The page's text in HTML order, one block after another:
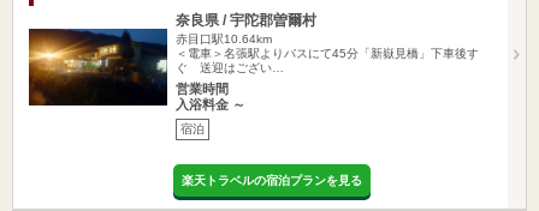
奈良県 / 宇陀郡曽爾村
赤目口駅10.64km
＜電車＞名張駅よりバスにて45分「新嶽見橋」下車後す
ぐ 送迎はござい…
営業時間
入浴料金 ～
宿泊
楽天トラベルの宿泊プランを見る